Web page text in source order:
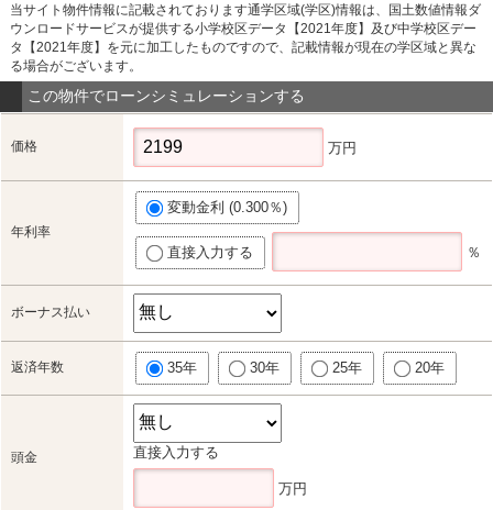
当サイト物件情報に記載されております通学区域(学区)情報は、国土数値情報ダ
ウンロードサービスが提供する小学校区データ【2021年度】及び中学校区デー
タ【2021年度】を元に加工したものですので、記載情報が現在の学区域と異な
る場合がございます。
この物件でローンシミュレーションする
価格 万円
年利率
変動金利 (0.300％)
直接入力する ％
ボーナス払い
返済年数 35年 30年 25年 20年
頭金 直接入力する
万円